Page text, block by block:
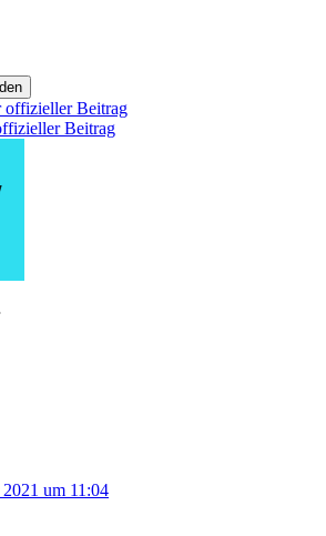
offizieller Beitrag
Beitrag
2021 um 11:04